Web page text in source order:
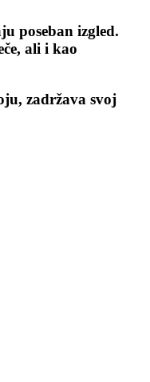
poseban izgled.
ali i kao
zadržava svoj